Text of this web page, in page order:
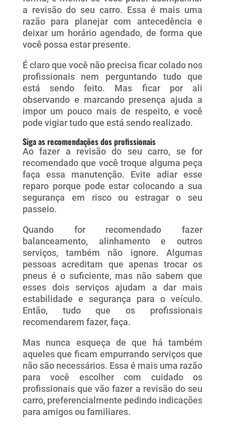
a revisão do seu carro. Essa é mais uma
razão para planejar com antecedência e
deixar um horário agendado, de forma que
você possa estar presente.
É claro que você não precisa ficar colado nos
profissionais nem perguntando tudo que
está sendo feito. Mas ficar por ali
observando e marcando presença ajuda a
impor um pouco mais de respeito, e você
pode vigiar tudo que está sendo realizado.
Siga as recomendações dos profissionais
Ao fazer a revisão do seu carro, se for
recomendado que você troque alguma peça
faça essa manutenção. Evite adiar esse
reparo porque pode estar colocando a sua
segurança em risco ou estragar o seu
passeio.
Quando for recomendado fazer
balanceamento, alinhamento e outros
serviços, também não ignore. Algumas
pessoas acreditam que apenas trocar os
pneus é o suficiente, mas não sabem que
esses dois serviços ajudam a dar mais
estabilidade e segurança para o veículo.
Então, tudo que os profissionais
recomendarem fazer, faça.
Mas nunca esqueça de que há também
aqueles que ficam empurrando serviços que
não são necessários. Essa é mais uma razão
para você escolher com cuidado os
profissionais que vão fazer a revisão do seu
carro, preferencialmente pedindo indicações
para amigos ou familiares.